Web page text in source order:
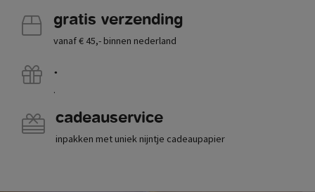
gratis verzending
vanaf € 45,- binnen nederland
.
.
cadeauservice
inpakken met uniek nijntje cadeaupapier